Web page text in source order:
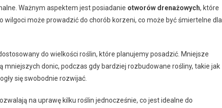
Ważnym aspektem jest posiadanie otworów drenażowych, które
może prowadzić do chorób korzeni, co może być śmiertelne dla
do wielkości roślin, które planujemy posadzić. Mniejsze
mniejszych donic, podczas gdy bardziej rozbudowane rośliny, takie jak
się swobodnie rozwijać.
na uprawę kilku roślin jednocześnie, co jest idealne do